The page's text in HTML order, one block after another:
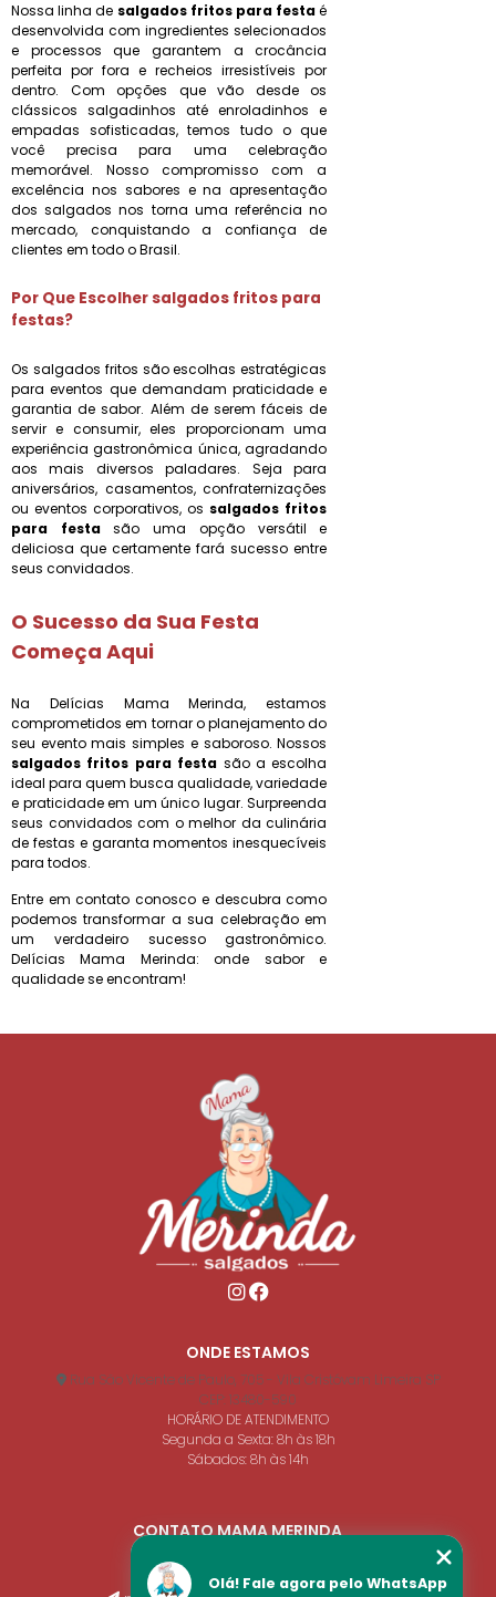
Nossa linha de salgados fritos para festaé
desenvolvida com ingredientes selecionados
e processos que garantem a crocância
perfeita por fora e recheios irresistíveis por
dentro. Com opções que vão desde os
clássicos salgadinhos até enroladinhos e
empadas sofisticadas, temos tudo o que
você precisa para uma celebração
memorável. Nosso compromisso com a
excelência nos sabores e na apresentação
dos salgados nos torna uma referência no
mercado, conquistando a confiança de
clientes em todo o Brasil.
Por Que Escolhersalgados fritos para
festas?
Os salgados fritos são escolhas estratégicas
para eventos que demandam praticidade e
garantia de sabor. Além de serem fáceis de
servir e consumir, eles proporcionam uma
experiência gastronômica única, agradando
aos mais diversos paladares. Seja para
aniversários, casamentos, confraternizações
ou eventos corporativos, os salgados fritos
para festasão uma opção versátil e
deliciosa que certamente fará sucesso entre
seus convidados.
O Sucesso da Sua Festa
Começa Aqui
Na Delícias Mama Merinda, estamos
comprometidos em tornar o planejamento do
seu evento mais simples e saboroso. Nossos
salgados fritos para festa são a escolha
ideal para quem busca qualidade, variedade
e praticidade em um único lugar. Surpreenda
seus convidados com o melhor da culinária
de festas e garanta momentos inesquecíveis
para todos.
Entre em contato conosco e descubra como
podemos transformar a sua celebração em
um verdadeiro sucesso gastronômico.
Delícias Mama Merinda: onde sabor e
qualidade se encontram!
ONDE ESTAMOS
Rua São Vicente de Paulo, 705 - Vila Cristóvam Limeira SP
CEP: 13480-590
HORÁRIO DE ATENDIMENTO
Segunda a Sexta: 8h às 18h
Sábados: 8h às 14h
CONTATO MAMA MERINDA
(19) 99666-3819
Olá! Fale agora pelo WhatsApp